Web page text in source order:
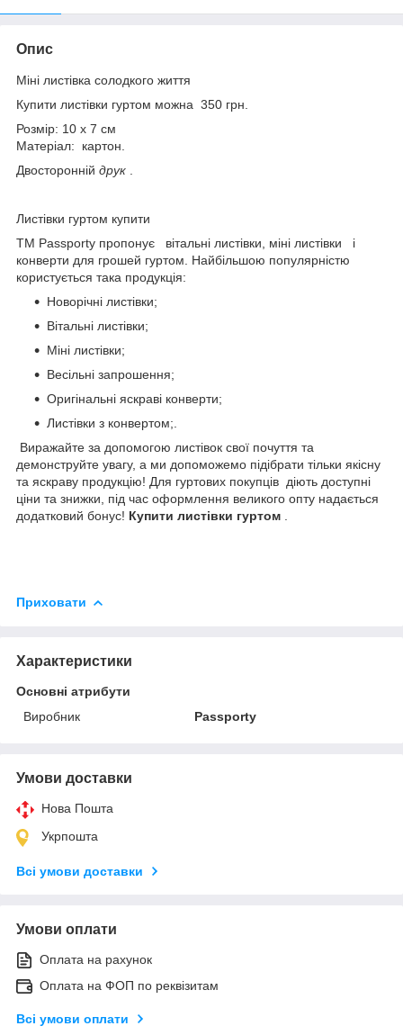
Опис
Міні листівка солодкого життя
Купити листівки гуртом можна 350 грн.
Розмір: 10 х 7 см
Матеріал: картон.
Двосторонній друк
Листівки гуртом купити
TM Passporty пропонує вітальні листівки, міні листівки і
конверти для грошей гуртом. Найбільшою популярністю
користується така продукція:
Новорічні листівки;
Вітальні листівки;
Міні листівки;
Весільні запрошення;
Оригінальні яскраві конверти;
Листівки з конвертом;.
Виражайте за допомогою листівок свої почуття та
демонструйте увагу, а ми допоможемо підібрати тільки якісну
та яскраву продукцію! Для гуртових покупців діють доступні
ціни та знижки, під час оформлення великого опту надається
додатковий бонус! Купити листівки гуртом
Приховати
Характеристики
Основні атрибути
Виробник
Passporty
Умови доставки
Нова Пошта
Укрпошта
Всі умови доставки
Умови оплати
Оплата на рахунок
Оплата на ФОП по реквізитам
Всі умови оплати